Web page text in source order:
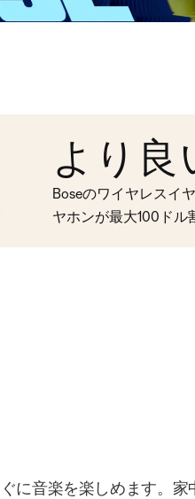
より
Boseのワイヤレスイ
ヤホンが最大100ドル
に音楽を楽しめます。